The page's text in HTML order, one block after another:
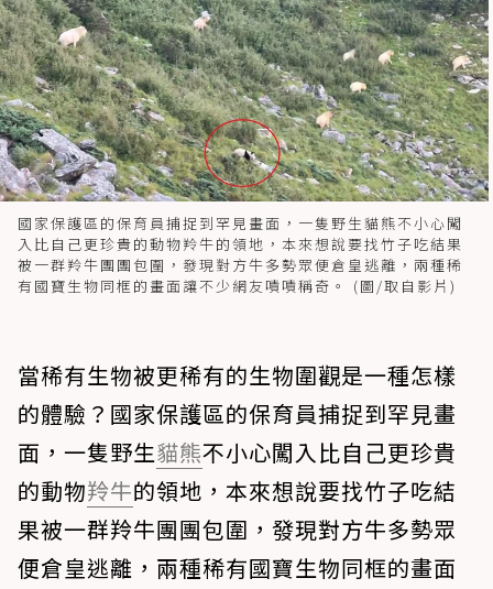
國家保護區的保育員捕捉到罕見畫面，一隻野生貓熊不小心闖
入比自己更珍貴的動物羚牛的領地，本來想說要找竹子吃結果
被一群羚牛團團包圍，發現對方牛多勢眾便倉皇逃離，兩種稀
有國寶生物同框的畫面讓不少網友嘖嘖稱奇。 (圖/取自影片)
當稀有生物被更稀有的生物圍觀是一種怎樣
的體驗？國家保護區的保育員捕捉到罕見畫
面，一隻野生貓熊不小心闖入比自己更珍貴
的動物羚牛的領地，本來想說要找竹子吃結
果被一群羚牛團團包圍，發現對方牛多勢眾
便倉皇逃離，兩種稀有國寶生物同框的畫面